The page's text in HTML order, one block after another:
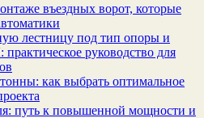
въездных ворот, которые
лестницу под тип опоры и
руководство для
как выбрать оптимальное
путь к повышенной мощности и